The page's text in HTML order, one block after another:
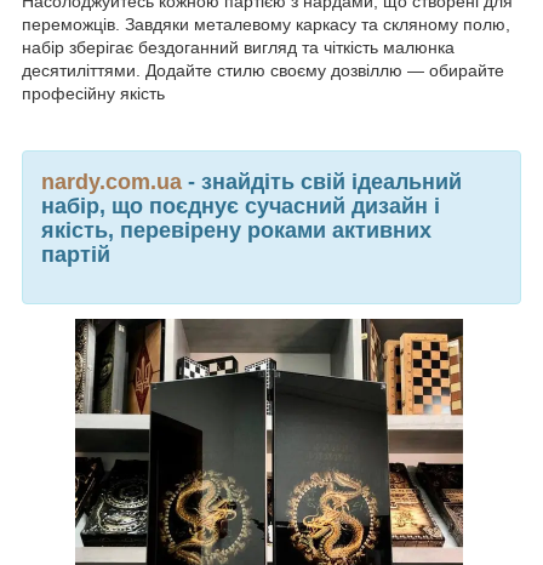
переможців. Завдяки металевому каркасу та скляному полю,
набір зберігає бездоганний вигляд та чіткість малюнка
десятиліттями. Додайте стилю своєму дозвіллю — обирайте
професійну якість
nardy.com.ua - знайдіть свій ідеальний
набір, що поєднує сучасний дизайн і
якість, перевірену роками активних
партій